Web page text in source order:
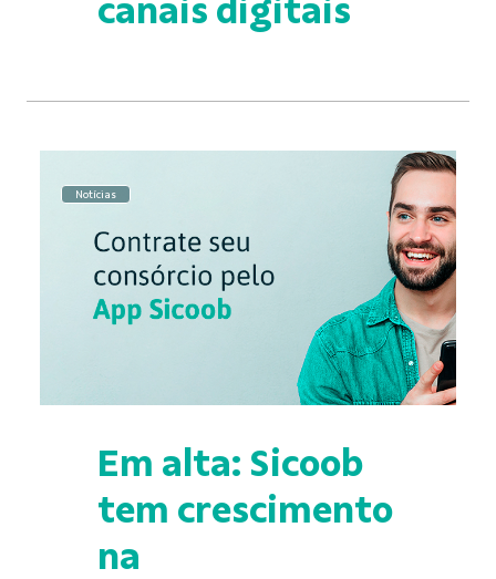
canais digitais
Notícias
Em alta: Sicoob
tem crescimento
na